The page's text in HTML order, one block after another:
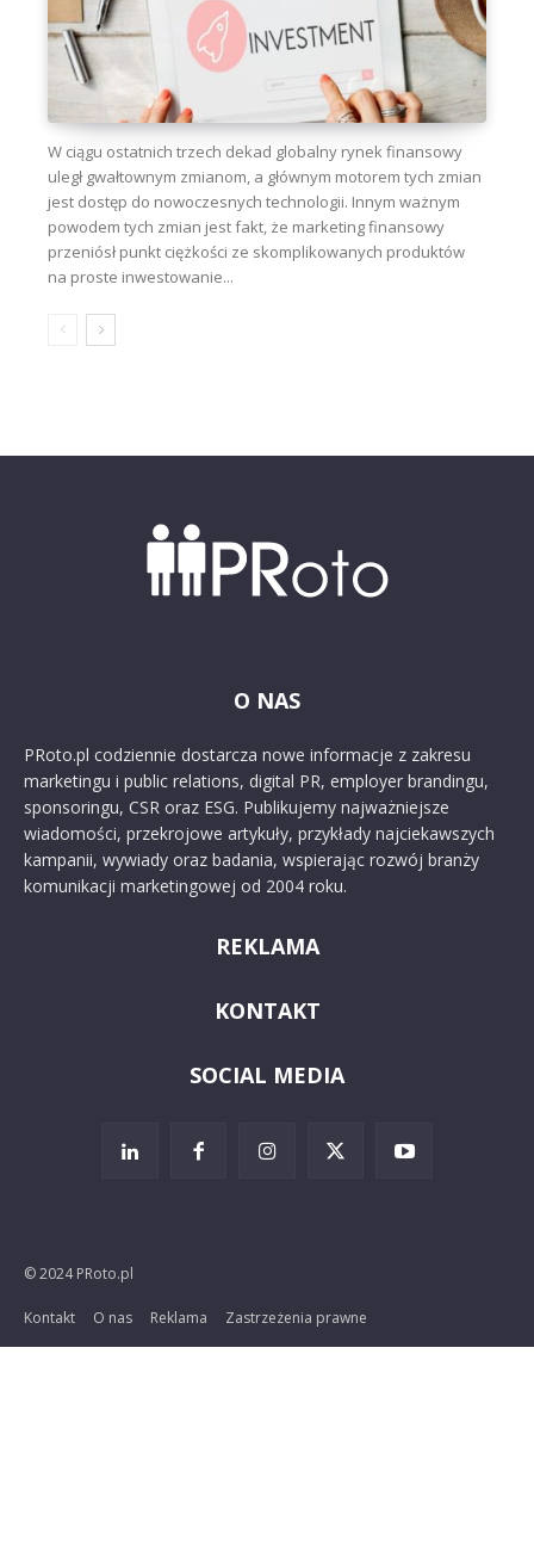
W ciągu ostatnich trzech dekad globalny rynek finansowy
uległ gwałtownym zmianom, a głównym motorem tych zmian
jest dostęp do nowoczesnych technologii. Innym ważnym
powodem tych zmian jest fakt, że marketing finansowy
przeniósł punkt ciężkości ze skomplikowanych produktów
na proste inwestowanie...
O NAS
PRoto.pl codziennie dostarcza nowe informacje z zakresu
marketingu i public relations, digital PR, employer brandingu,
sponsoringu, CSR oraz ESG. Publikujemy najważniejsze
wiadomości, przekrojowe artykuły, przykłady najciekawszych
kampanii, wywiady oraz badania, wspierając rozwój branży
komunikacji marketingowej od 2004 roku.
REKLAMA
KONTAKT
SOCIAL MEDIA
© 2024 PRoto.pl
Kontakt O nas Reklama Zastrzeżenia prawne